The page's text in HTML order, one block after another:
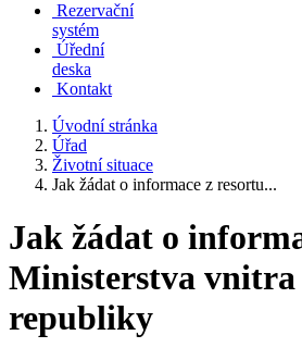
Rezervační
systém
Úřední
deska
Kontakt
Úvodní stránka
Úřad
Životní situace
Jak žádat o informace z resortu...
Jak žádat o
Ministerstva vnitra
republiky